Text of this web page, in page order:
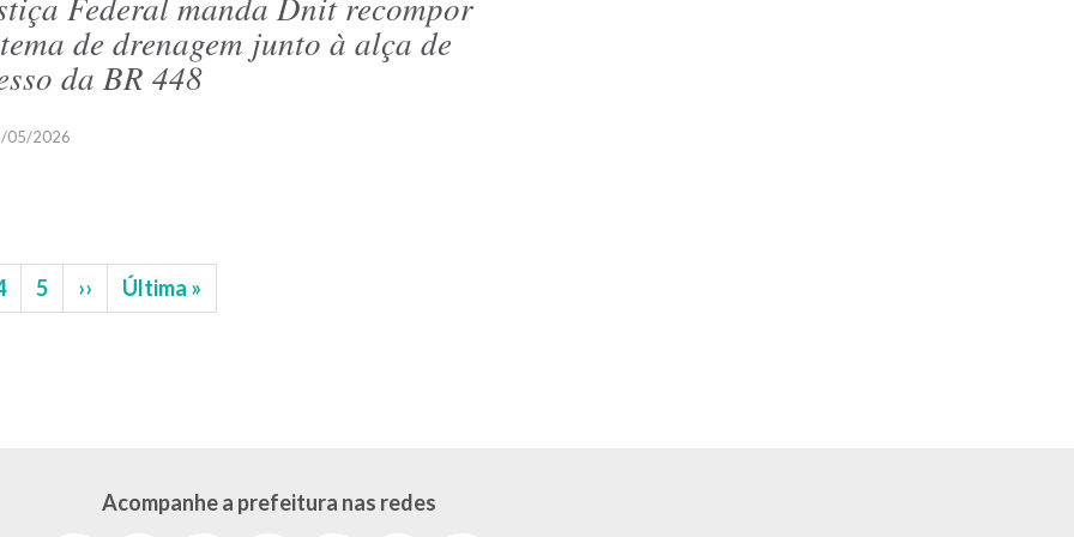
de drenagem junto à alça de
da BR 448
05/2026
Página
5
Próxima
página
››
Última
página
Última »
Acompanhe a prefeitura nas redes